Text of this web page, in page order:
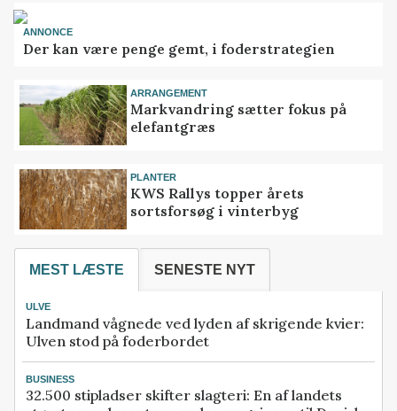
ANNONCE
Der kan være penge gemt, i foderstrategien
ARRANGEMENT
Markvandring sætter fokus på
elefantgræs
PLANTER
KWS Rallys topper årets
sortsforsøg i vinterbyg
MEST LÆSTE SENESTE NYT
ULVE
Landmand vågnede ved lyden af skrigende kvier:
Ulven stod på foderbordet
BUSINESS
32.500 stipladser skifter slagteri: En af landets